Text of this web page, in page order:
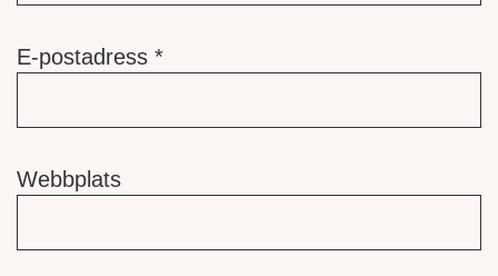
E-postadress *
Webbplats